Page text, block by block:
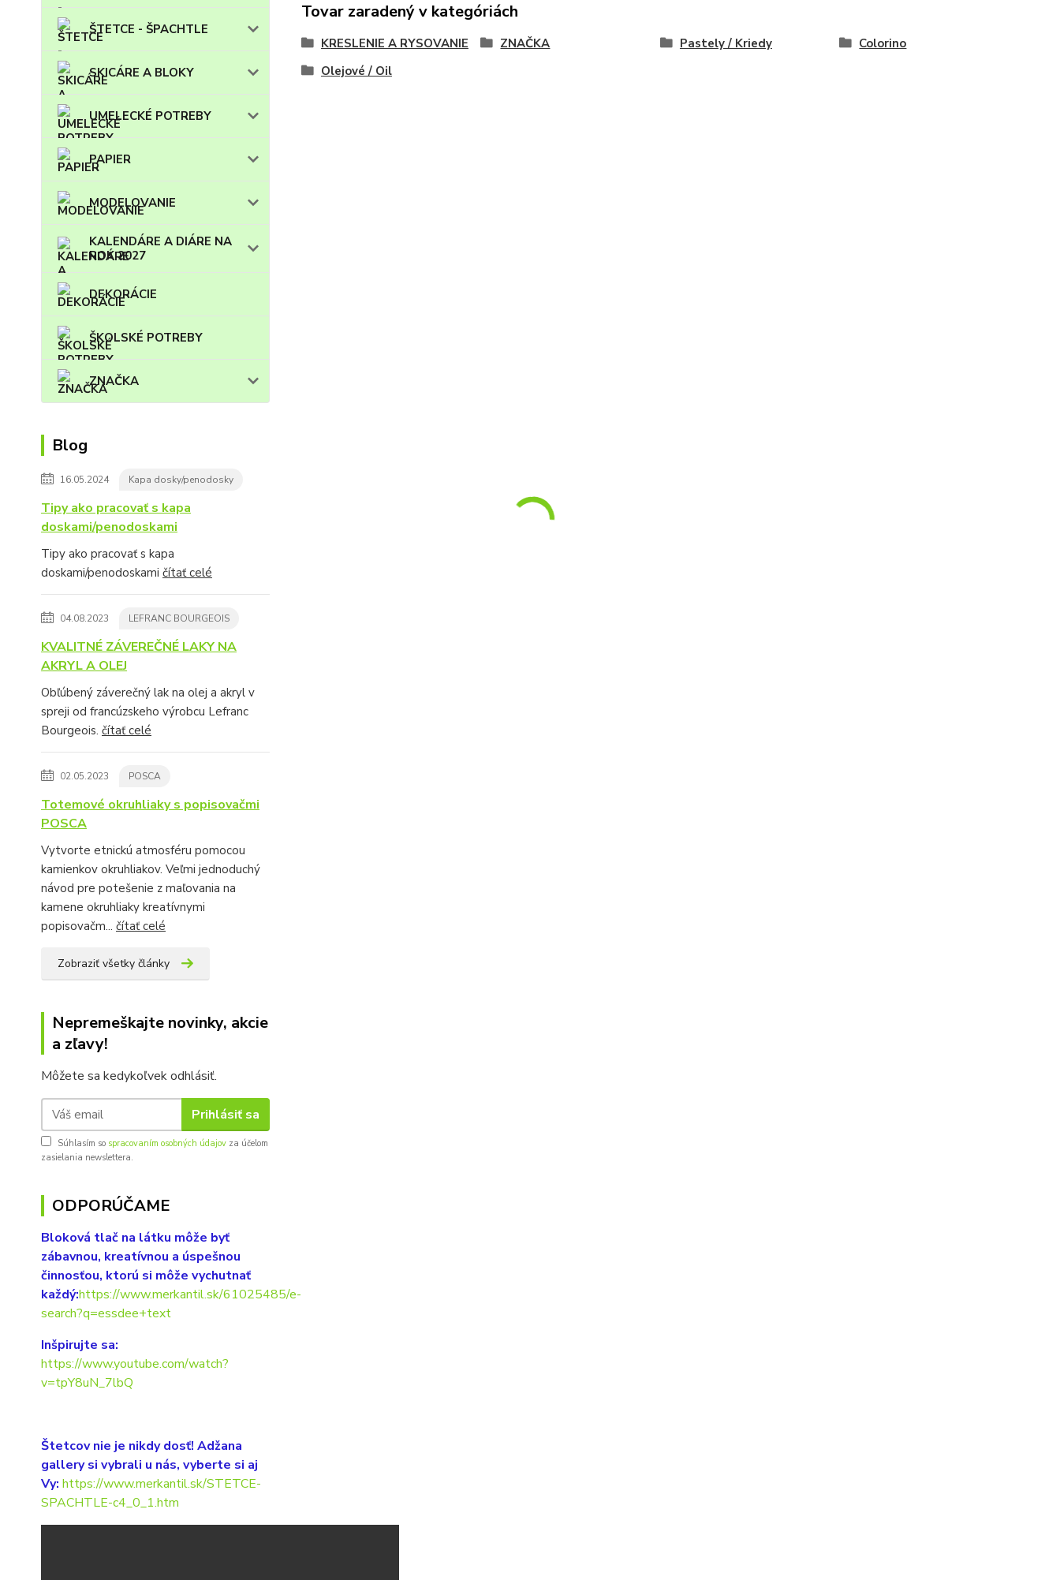
ŠTETCE - ŠPACHTLE
SKICÁRE A BLOKY
UMELECKÉ POTREBY
PAPIER
MODELOVANIE
KALENDÁRE A DIÁRE NA
ROK 2027
DEKORÁCIE
ŠKOLSKÉ POTREBY
ZNAČKA
Blog
16.05.2024 Kapa dosky/penodosky
Tipy ako pracovať s kapa
doskami/penodoskami
Tipy ako pracovať s kapa
doskami/penodoskami čítať celé
04.08.2023 LEFRANC BOURGEOIS
KVALITNÉ ZÁVEREČNÉ LAKY NA
AKRYL A OLEJ
Obľúbený záverečný lak na olej a akryl v
spreji od francúzskeho výrobcu Lefranc
Bourgeois. čítať celé
02.05.2023 POSCA
Totemové okruhliaky s popisovačmi
POSCA
Vytvorte etnickú atmosféru pomocou
kamienkov okruhliakov. Veľmi jednoduchý
návod pre potešenie z maľovania na
kamene okruhliaky kreatívnymi
popisovačm... čítať celé
Zobraziť všetky články
Nepremeškajte novinky, akcie
a zľavy!
Môžete sa kedykoľvek odhlásiť.
Prihlásiť sa
Súhlasím so spracovaním osobných údajov za účelom
zasielania newslettera.
ODPORÚČAME
Bloková tlač na látku môže byť
zábavnou, kreatívnou a úspešnou
činnosťou, ktorú si môže vychutnať
každý:https://www.merkantil.sk/61025485/e-
search?q=essdee+text
Inšpirujte sa:
https://www.youtube.com/watch?
v=tpY8uN_7lbQ
Štetcov nie je nikdy dosť! Adžana
gallery si vybrali u nás, vyberte si aj
Vy: https://www.merkantil.sk/STETCE-
SPACHTLE-c4_0_1.htm
Tovar zaradený v kategóriách
KRESLENIE A RYSOVANIE ZNAČKA Pastely / Kriedy
Colorino
Olejové / Oil